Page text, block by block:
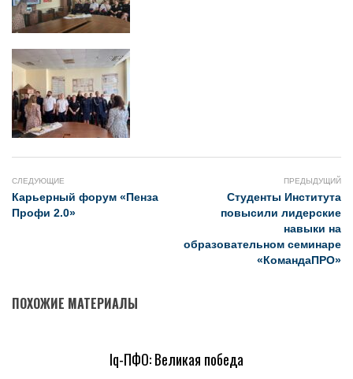
СЛЕДУЮЩИЕ
Карьерный форум «Пенза
Профи 2.0»
ПРЕДЫДУЩИЙ
Студенты Института
повысили лидерские
навыки на
образовательном семинаре
«КомандаПРО»
ПОХОЖИЕ МАТЕРИАЛЫ
Iq-ПФО: Великая победа